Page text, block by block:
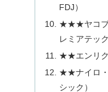
FDJ）
★★★ヤコブ
レミアテック
★★エンリク
★★ナイロ・
シック）